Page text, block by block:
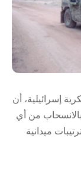
إسرائيلية، أن
من أي
ميدانية